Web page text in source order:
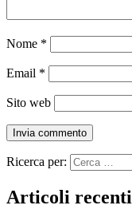
Nome *
Email *
Sito web
Ricerca per:
Articoli recenti